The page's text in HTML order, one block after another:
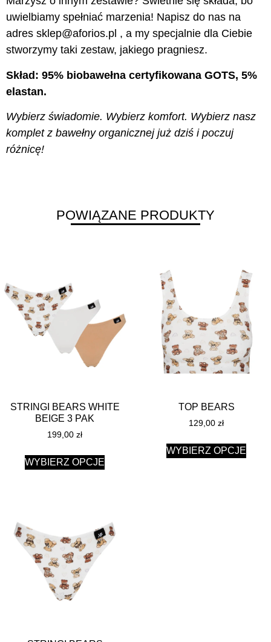
uwielbiamy spełniać marzenia! Napisz do nas na
adres sklep@aforios.pl , a my specjalnie dla Ciebie
stworzymy taki zestaw, jakiego pragniesz.
Skład: 95% biobawełna certyfikowana GOTS, 5%
elastan.
Wybierz świadomie. Wybierz komfort. Wybierz nasz
komplet z bawełny organicznej już dziś i poczuj
różnicę!
POWIĄZANE PRODUKTY
STRINGI BEARS WHITE
BEIGE 3 PAK
199,00 zł
WYBIERZ OPCJE
TOP BEARS
129,00 zł
WYBIERZ OPCJE